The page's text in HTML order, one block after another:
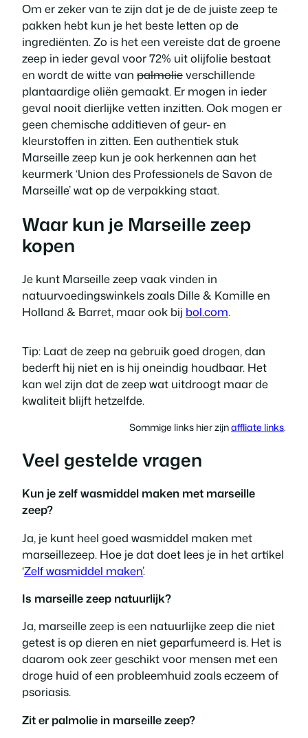
Om er zeker van te zijn dat je de de juiste zeep te
pakken hebt kun je het beste letten op de
ingrediënten. Zo is het een vereiste dat de groene
zeep in ieder geval voor 72% uit olijfolie bestaat
en wordt de witte van palmolieverschillende
plantaardige oliën gemaakt. Er mogen in ieder
geval nooit dierlijke vetten inzitten. Ook mogen er
geen chemische additieven of geur- en
kleurstoffen in zitten. Een authentiek stuk
Marseille zeep kun je ook herkennen aan het
keurmerk ‘Union des Professionels de Savon de
Marseille’ wat op de verpakking staat.
Waar kun je Marseille zeep
kopen
Je kunt Marseille zeep vaak vinden in
natuurvoedingswinkels zoals Dille & Kamille en
Holland & Barret, maar ook bij bol.com.
Tip: Laat de zeep na gebruik goed drogen, dan
bederft hij niet en is hij oneindig houdbaar. Het
kan wel zijn dat de zeep wat uitdroogt maar de
kwaliteit blijft hetzelfde.
Sommige links hier zijnaffliate links.
Veel gestelde vragen
Kun je zelf wasmiddel maken met marseille
zeep?
Ja, je kunt heel goed wasmiddel maken met
marseillezeep. Hoe je dat doet lees je in het artikel
‘Zelf wasmiddel maken’.
Is marseille zeep natuurlijk?
Ja, marseille zeep is een natuurlijke zeep die niet
getest is op dieren en niet geparfumeerd is. Het is
daarom ook zeer geschikt voor mensen met een
droge huid of een probleemhuid zoals eczeem of
psoriasis.
Zit er palmolie in marseille zeep?